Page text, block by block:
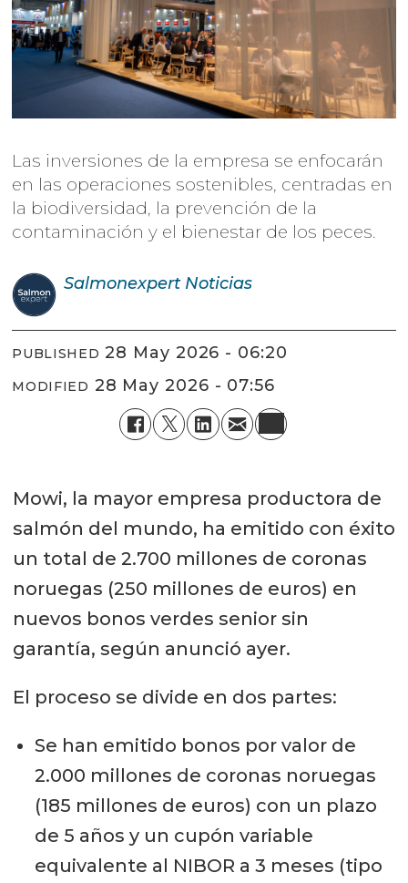
Las inversiones de la empresa se enfocarán
en las operaciones sostenibles, centradas en
la biodiversidad, la prevención de la
contaminación y el bienestar de los peces.
Salmonexpert Noticias
PUBLISHED 28 May 2026 - 06:20
MODIFIED 28 May 2026 - 07:56
Mowi, la mayor empresa productora de
salmón del mundo, ha emitido con éxito
un total de 2.700 millones de coronas
noruegas (250 millones de euros) en
nuevos bonos verdes senior sin
garantía, según anunció ayer.
El proceso se divide en dos partes:
Se han emitido bonos por valor de
2.000 millones de coronas noruegas
(185 millones de euros) con un plazo
de 5 años y un cupón variable
equivalente al NIBOR a 3 meses (tipo